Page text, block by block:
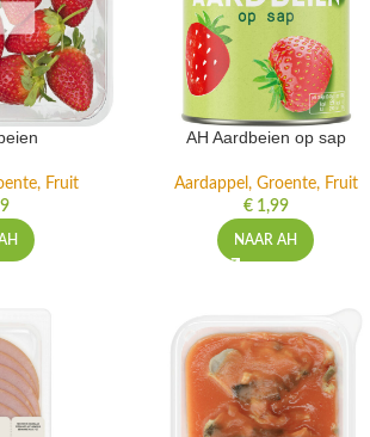
Fruit
AH Aardbeien op sap
Aardappel, Groente, Fruit
€1,99
NAAR AH